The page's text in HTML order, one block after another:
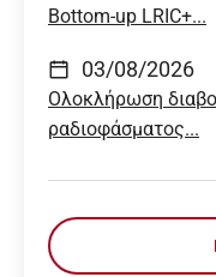
Bottom-up LRIC+...
03/08/2026
Ολοκλήρωση
ραδιοφάσματος...